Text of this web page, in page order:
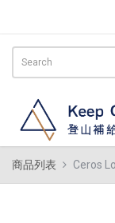
商品列表 Ceros